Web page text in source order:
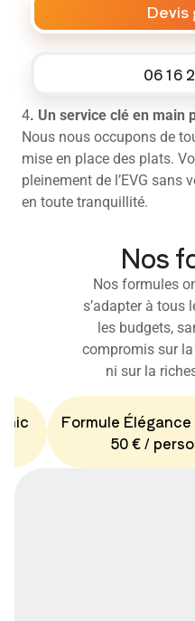
Devis
06 16
4. Un service clé en main
Nous nous occupons de
mise en place des plats.
pleinement de l’EVG sans
en toute tranquillité.
Nos
Nos formules
s’adapter à tous
les budgets,
compromis sur
ni sur la
Formule
50 € /